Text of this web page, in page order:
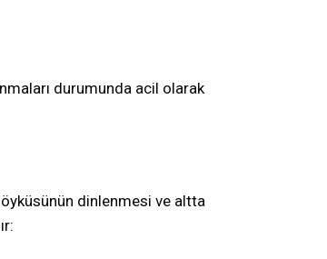
durumunda acil olarak
dinlenmesi ve altta